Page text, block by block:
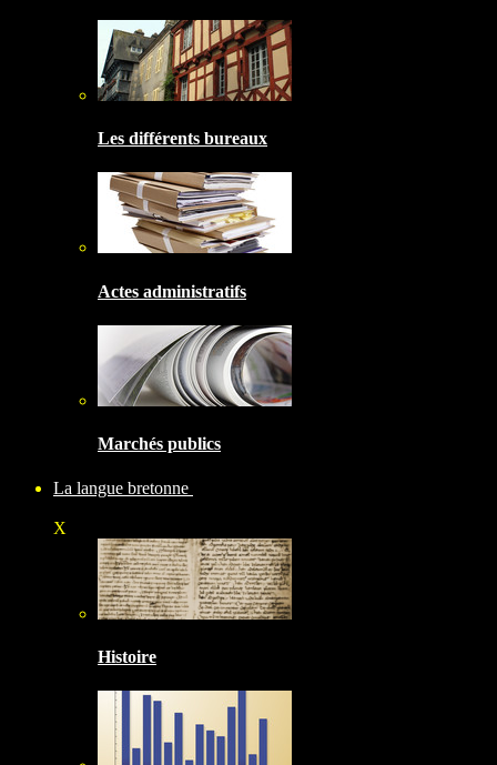
Les différents bureaux
Actes administratifs
Marchés publics
La langue bretonne
X
Histoire